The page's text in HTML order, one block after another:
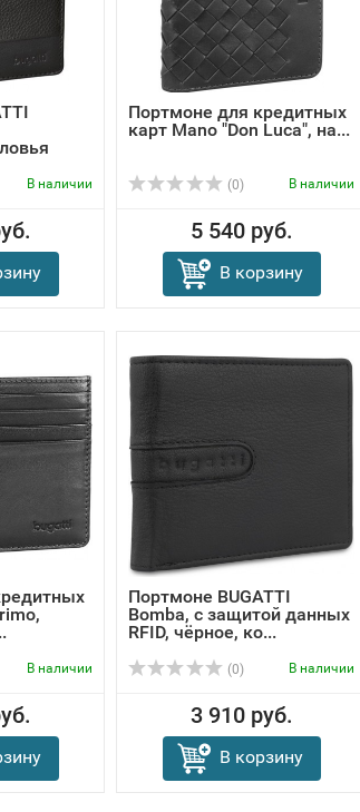
В наличии
Портмоне для кредитных
карт Mano "Don Luca", на...
(0) В наличии
5 540 руб.
В корзину
В наличии
Портмоне BUGATTI
Bomba, с защитой данных
RFID, чёрное, ко...
(0) В наличии
3 910 руб.
В корзину